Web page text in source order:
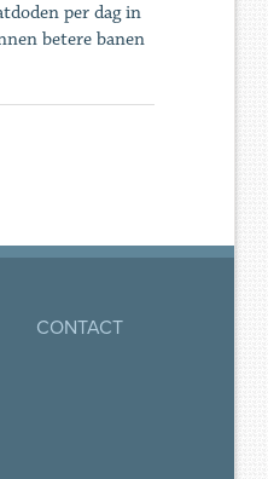
per dag in
betere banen
CONTACT